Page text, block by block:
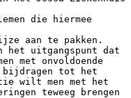
die hiermee
aan te pakken.
het uitgangspunt dat
met onvoldoende
bijdragen tot het
wilt men met het
teweeg brengen